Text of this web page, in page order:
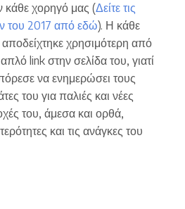
κάθε χορηγό μας (Δείτε τις
του 2017 από εδώ). Η κάθε
χρησιμότερη από
link στην σελίδα του, γιατί
να ενημερώσει τους
του για παλιές και νέες
του, άμεσα και ορθά,
και τις ανάγκες του